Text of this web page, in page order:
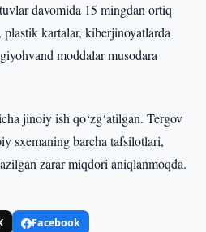
davomida 15 mingdan ortiq
plastik kartalar, kiberjinoyatlarda
moddalar musodara
jinoiy ish qo‘zg‘atilgan. Tergov
sxemaning barcha tafsilotlari,
zarar miqdori aniqlanmoqda.
Facebook